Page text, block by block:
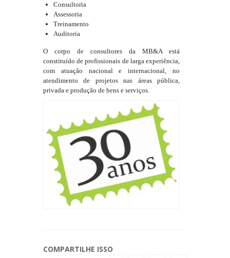
Consultoria
Assessoria
Treinamento
Auditoria
O corpo de consultores da MB&A está
constituído de profissionais de larga experiência,
com atuação nacional e internacional, no
atendimento de projetos nas áreas pública,
privada e produção de bens e serviços.
COMPARTILHE ISSO